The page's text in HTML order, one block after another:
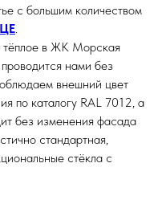
с большим количеством
тёплое в ЖК Морская
нами без
внешний цвет
по каталогу RAL 7012, а
без изменения фасада
стандартная,
стёкла с